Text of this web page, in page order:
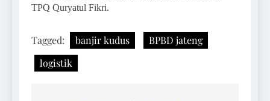
TPQ Quryatul Fikri.
Tagged: banjir kudus
BPBD jateng
logistik